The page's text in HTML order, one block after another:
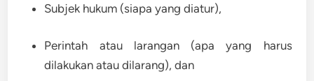
Subjek hukum (siapa yang diatur),
Perintah atau larangan(apa yang harus
dilakukan atau dilarang), dan